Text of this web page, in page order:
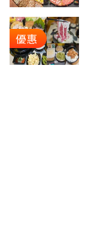
優惠